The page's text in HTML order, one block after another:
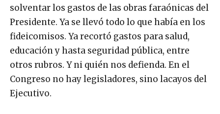
solventar los gastos de las obras faraónicas del
Presidente. Ya se llevó todo lo que había en los
fideicomisos. Ya recortó gastos para salud,
educación y hasta seguridad pública, entre
otros rubros. Y ni quién nos defienda. En el
Congreso no hay legisladores, sino lacayos del
Ejecutivo.